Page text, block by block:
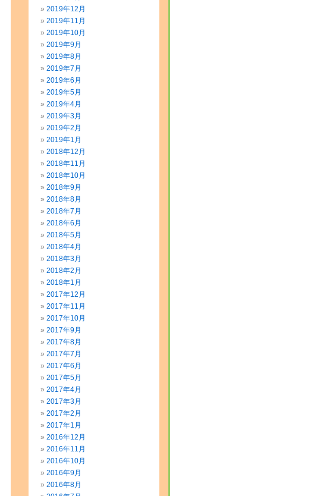
2019年12月
2019年11月
2019年10月
2019年9月
2019年8月
2019年7月
2019年6月
2019年5月
2019年4月
2019年3月
2019年2月
2019年1月
2018年12月
2018年11月
2018年10月
2018年9月
2018年8月
2018年7月
2018年6月
2018年5月
2018年4月
2018年3月
2018年2月
2018年1月
2017年12月
2017年11月
2017年10月
2017年9月
2017年8月
2017年7月
2017年6月
2017年5月
2017年4月
2017年3月
2017年2月
2017年1月
2016年12月
2016年11月
2016年10月
2016年9月
2016年8月